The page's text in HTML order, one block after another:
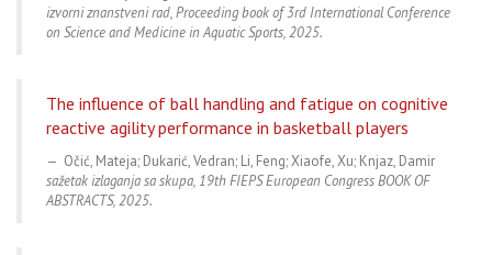
izvorni znanstveni rad, Proceeding book of 3rd International Conference
on Science and Medicine in Aquatic Sports, 2025.
The influence of ball handling and fatigue on cognitive
reactive agility performance in basketball players
Očić, Mateja; Dukarić, Vedran; Li, Feng; Xiaofe, Xu; Knjaz, Damir
sažetak izlaganja sa skupa, 19th FIEPS European Congress BOOK OF
ABSTRACTS, 2025.